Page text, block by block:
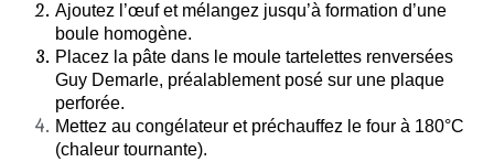
Ajoutez l’œuf et mélangez jusqu’à formation d’une
boule homogène.
Placez la pâte dans le moule tartelettes renversées
Guy Demarle, préalablement posé sur une plaque
perforée.
Mettez au congélateur et préchauffez le four à 180°C
(chaleur tournante).